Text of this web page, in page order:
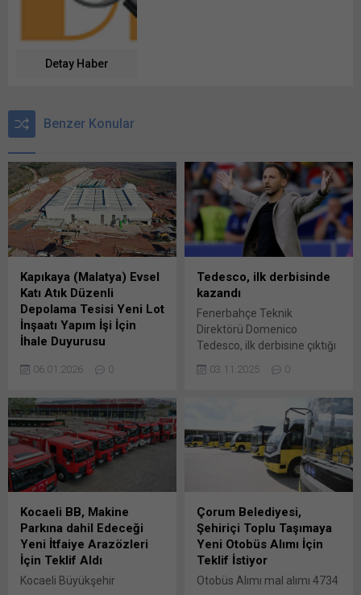
Detay Haber
Benzer Konular
Kapıkaya (Malatya) Evsel
Katı Atık Düzenli
Depolama Tesisi Yeni Lot
İnşaatı Yapım İşi İçin
İhale Duyurusu
Katı Atık Düzenli Depolama
Yapım İşi yapım işi 4734
sayılı Kamu İhale
Kanununun 19 uncu
maddesine göre açık Bunu
paylaş: X'te paylaşmak için
tıklayın (Yeni pencerede
açılır) X Linkedln üzerinden
paylaşmak için tıklayın (Yeni
pencerede açılır) LinkedIn
WhatsApp'ta paylaşmak için
tıklayın (Yeni pencerede
açılır) WhatsApp
06.01.2026 0
Tedesco, ilk derbisinde
kazandı
Fenerbahçe Teknik
Direktörü Domenico
Tedesco, ilk derbisine çıktığı
2 galip ayrıldı. Trendyol
Fenerbahçe, deplasmanda
karşılaştığı Beşiktaş’ı 3-2
mağlup etti. Bu maçla
birlikte sarı-lacivertlilerin
teknik direktörü Domenico
Tedesco, ilk derbisini çıktı.
Tedesco, Trabzonspor’dan
sonra Beşiktaş’ı da yenerek
2 büyük maçta da galibiyet
elde etti.Ligin...
03.11.2025 0
Kocaeli BB, Makine
Parkına dahil Edeceği
Yeni İtfaiye Arazözleri
İçin Teklif Aldı
Kocaeli Büyükşehir
Çorum Belediyesi,
Şehiriçi Toplu Taşımaya
Yeni Otobüs Alımı İçin
Teklif İstiyor
Otobüs Alımı mal alımı 4734